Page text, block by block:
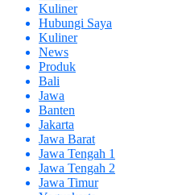
Kuliner
Hubungi Saya
Kuliner
News
Produk
Bali
Jawa
Banten
Jakarta
Jawa Barat
Jawa Tengah 1
Jawa Tengah 2
Jawa Timur